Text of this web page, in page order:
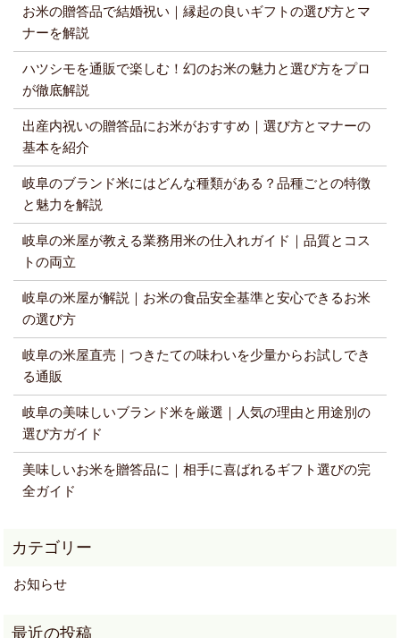
お米の贈答品で結婚祝い｜縁起の良いギフトの選び方とマ
ナーを解説
ハツシモを通販で楽しむ！幻のお米の魅力と選び方をプロ
が徹底解説
出産内祝いの贈答品にお米がおすすめ｜選び方とマナーの
基本を紹介
岐阜のブランド米にはどんな種類がある？品種ごとの特徴
と魅力を解説
岐阜の米屋が教える業務用米の仕入れガイド｜品質とコス
トの両立
岐阜の米屋が解説｜お米の食品安全基準と安心できるお米
の選び方
岐阜の米屋直売｜つきたての味わいを少量からお試しでき
る通販
岐阜の美味しいブランド米を厳選｜人気の理由と用途別の
選び方ガイド
美味しいお米を贈答品に｜相手に喜ばれるギフト選びの完
全ガイド
お知らせ